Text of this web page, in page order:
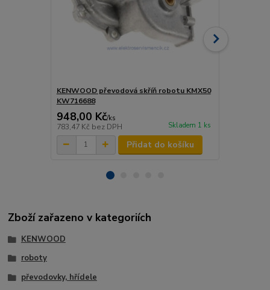
KENWOOD převodová skříň robotu KMX50
KW716688
948,00 Kč/ks
783,47 Kč bez DPH Skladem 1 ks
Přidat do košíku
Zboží zařazeno v kategoriích
KENWOOD
roboty
převodovky, hřídele